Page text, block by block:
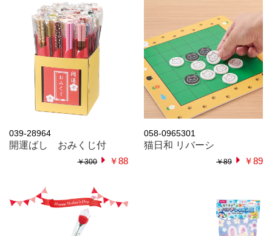
039-28964
開運ばし おみくじ付
￥300 ￥88
058-0965301
猫日和 リバーシ
￥89 ￥89